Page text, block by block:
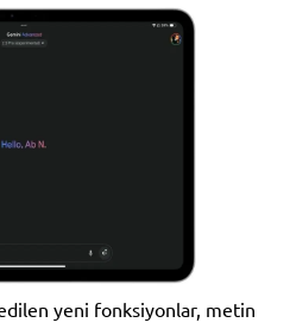
yeni fonksiyonlar, metin